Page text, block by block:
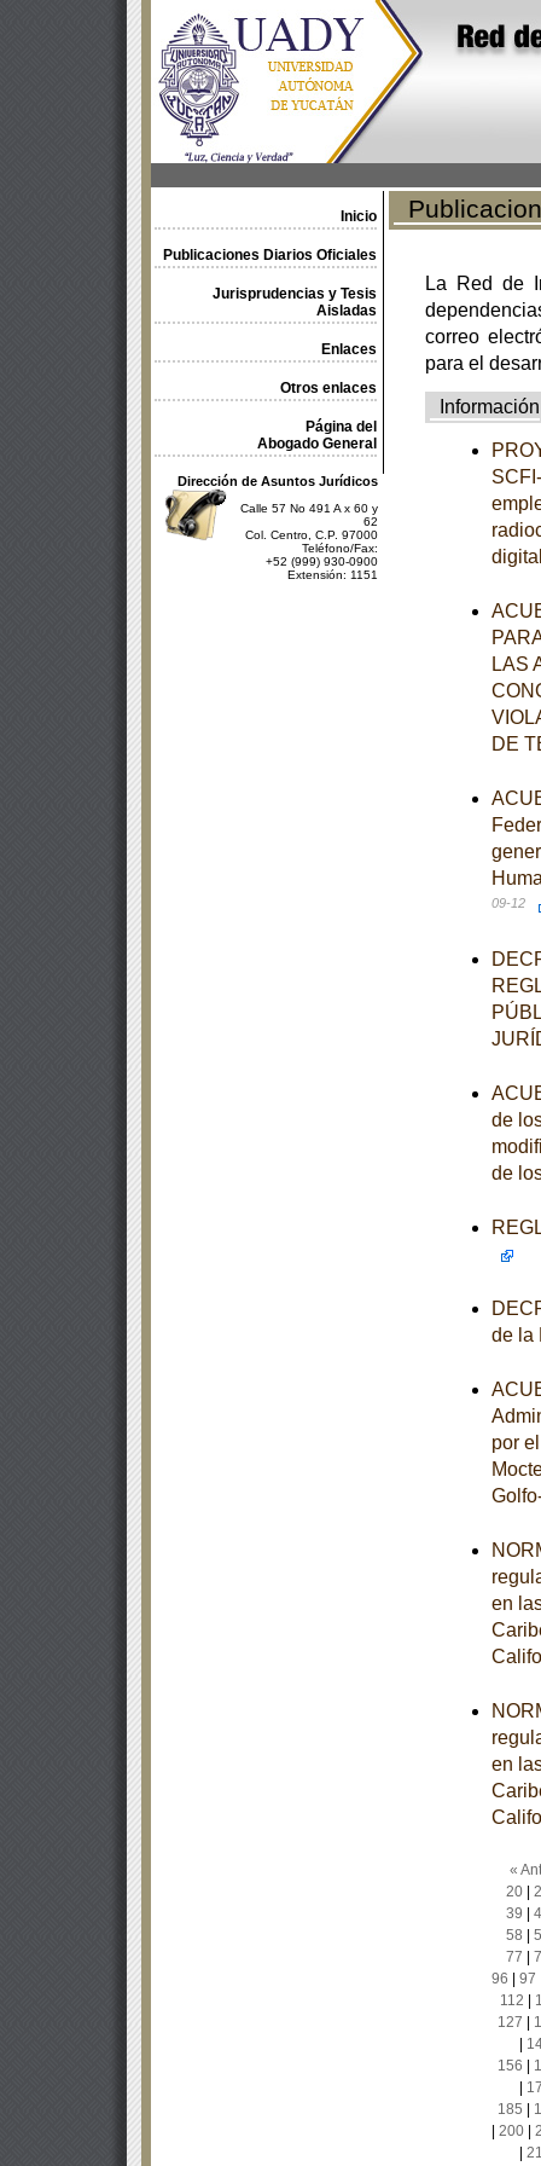
Inicio
Publicaciones Diarios Oficiales
Jurisprudencias y Tesis
Aisladas
Enlaces
Otros enlaces
Página del
Abogado General
Dirección de Asuntos Jurídicos
Calle 57 No 491 A x 60 y
62
Col. Centro, C.P. 97000
Teléfono/Fax:
+52 (999) 930-0900
Extensión: 1151
La Red de
correo
para el
Información
LAS
DE
09-12
de
de
de la
por
en
en
«
20|
39
58
77
96
97
112
127
156
185
200|